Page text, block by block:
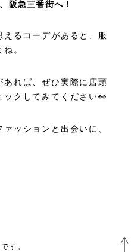
阪急三番街へ！
えるコーデがあると、服
。
れば、ぜひ実際に店頭
クしてみてください👀
ッションと出会いに、
す。